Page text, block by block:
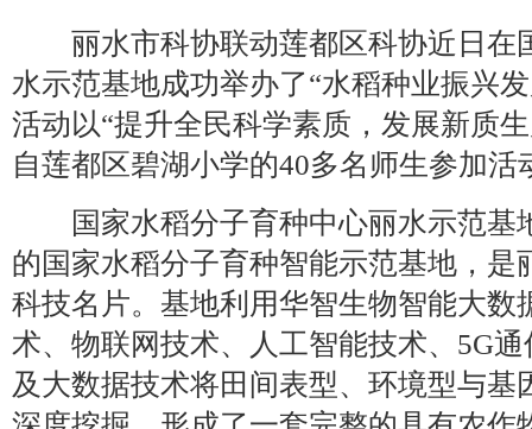
丽水市科协联动莲都区科协近日在
水示范基地成功举办了“水稻种业振兴
活动以“提升全民科学素质，发展新质
自莲都区碧湖小学的40多名师生参加活
国家水稻分子育种中心丽水示范基
的国家水稻分子育种智能示范基地，是
科技名片。基地利用华智生物智能大数
术、物联网技术、人工智能技术、5G
及大数据技术将田间表型、环境型与基